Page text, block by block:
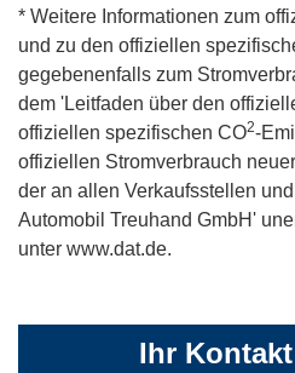
* Weitere Informationen zum
und zu den offiziellen
gegebenenfalls zum
dem 'Leitfaden über den
offiziellen spezifischen CO2-
offiziellen Stromverbrauch
der an allen Verkaufsstellen
Automobil Treuhand GmbH'
unter www.dat.de.
Ihr